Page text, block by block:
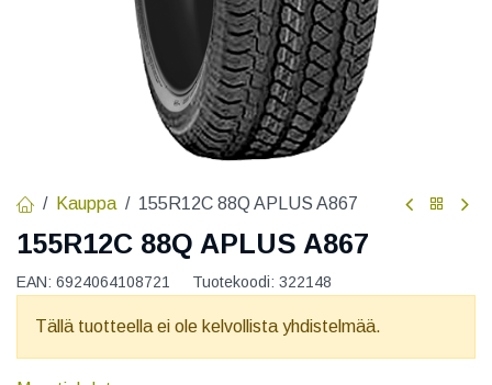
Kauppa 155R12C 88Q APLUS A867
155R12C 88Q APLUS A867
EAN: 6924064108721 Tuotekoodi: 322148
Tällä tuotteella ei ole kelvollista yhdistelmää.